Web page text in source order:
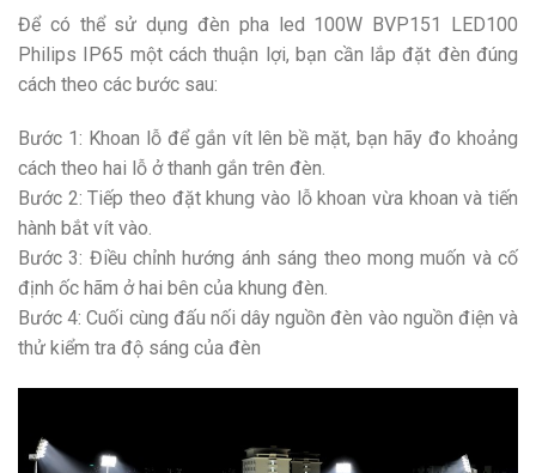
Để có thể sử dụng đèn pha led 100W BVP151 LED100
Philips IP65 một cách thuận lợi, bạn cần lắp đặt đèn đúng
cách theo các bước sau:
Bước 1: Khoan lỗ để gắn vít lên bề mặt, bạn hãy đo khoảng
cách theo hai lỗ ở thanh gắn trên đèn.
Bước 2: Tiếp theo đặt khung vào lỗ khoan vừa khoan và tiến
hành bắt vít vào.
Bước 3: Điều chỉnh hướng ánh sáng theo mong muốn và cố
định ốc hãm ở hai bên của khung đèn.
Bước 4: Cuối cùng đấu nối dây nguồn đèn vào nguồn điện và
thử kiểm tra độ sáng của đèn